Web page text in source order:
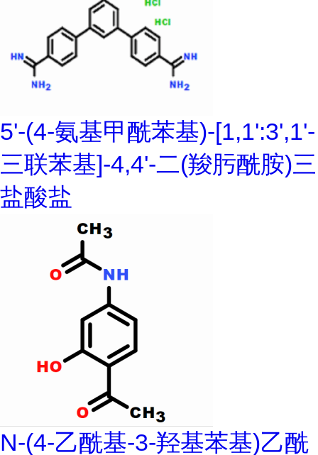
5'-(4-氨基甲酰苯基)-[1,1':3',1'-
三联苯基]-4,4'-二(羧肟酰胺)三
盐酸盐
N-(4-乙酰基-3-羟基苯基)乙酰